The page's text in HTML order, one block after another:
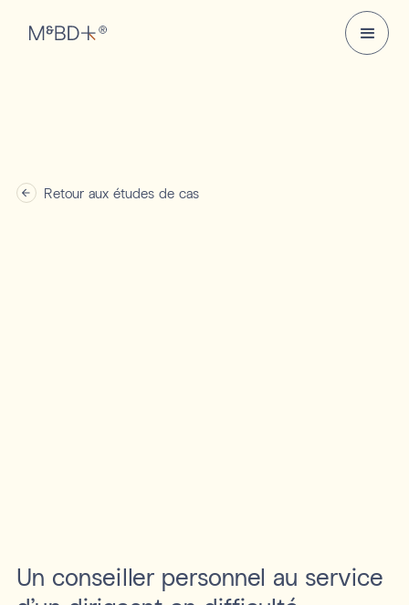
Retour aux études de cas
Un conseiller personnel au service